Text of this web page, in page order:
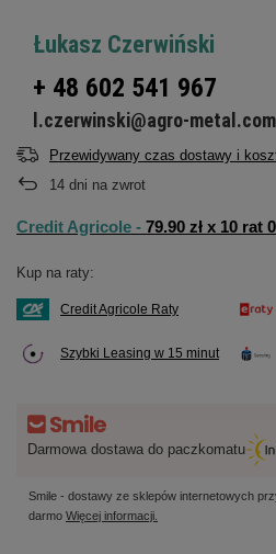
Łukasz Czerwiński
+ 48 602 541 967
l.czerwinski@agro-
Przewidywany czas dostawy i
14 dni na zwrot
Credit Agricole - 79.90 zł x 10 rat
Kup na raty:
Credit Agricole Raty
Szybki Leasing w 15 minut
Darmowa dostawa do paczkomatu
Smile - dostawy ze sklepów internetowych
darmo Więcej informacji.